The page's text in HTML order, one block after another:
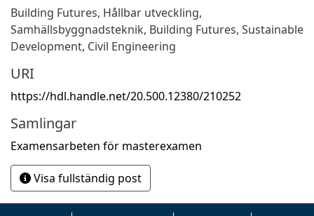
Building Futures, Hållbar utveckling,
Samhällsbyggnadsteknik, Building Futures, Sustainable
Development, Civil Engineering
URI
https://hdl.handle.net/20.500.12380/210252
Samlingar
Examensarbeten för masterexamen
Visa fullständig post